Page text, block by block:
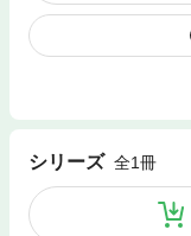
シリーズ 全1冊